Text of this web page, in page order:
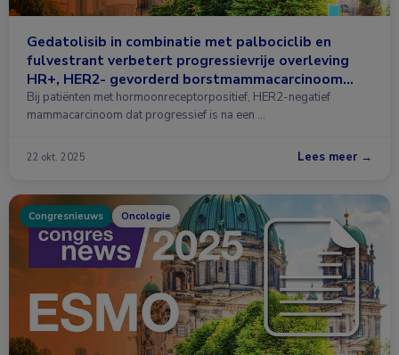
Gedatolisib in combinatie met palbociclib en
fulvestrant verbetert progressievrije overleving
HR+, HER2- gevorderd borstmammacarcinoom
met progressie
Bij patiënten met hormoonreceptorpositief, HER2-negatief
mammacarcinoom dat progressief is na een …
22 okt. 2025 Lees meer →
Congresnieuws Oncologie